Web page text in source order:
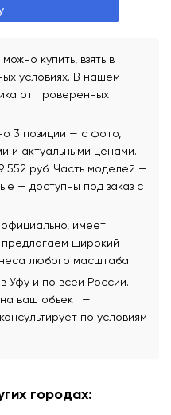
купить, взять в
условиях. В нашем
от проверенных
3 позиции — с фото,
и актуальными ценами.
552 руб. Часть моделей —
— доступны под заказ с
официально, имеет
широкий
любого масштаба.
Уфу и по всей России.
ваш объект —
по условиям
городах: